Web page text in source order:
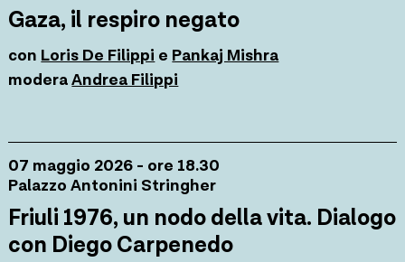
Gaza, il respiro negato
con Loris De Filippi e Pankaj Mishra
moderaAndrea Filippi
07 maggio 2026 - ore 18.30
Palazzo Antonini Stringher
Friuli 1976, un nodo della vita. Dialogo
con Diego Carpenedo